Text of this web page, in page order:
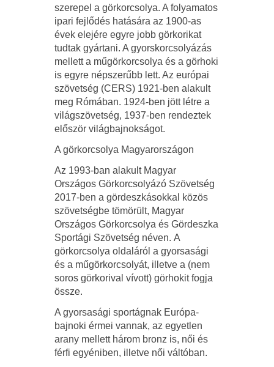
szerepel a görkorcsolya. A folyamatos
ipari fejlődés hatására az 1900-as
évek elejére egyre jobb görkorikat
tudtak gyártani. A gyorskorcsolyázás
mellett a műgörkorcsolya és a görhoki
is egyre népszerűbb lett. Az európai
szövetség (CERS) 1921-ben alakult
meg Rómában. 1924-ben jött létre a
világszövetség, 1937-ben rendeztek
először világbajnokságot.
A görkorcsolya Magyarországon
Az 1993-ban alakult Magyar
Országos Görkorcsolyázó Szövetség
2017-ben a gördeszkásokkal közös
szövetségbe tömörült, Magyar
Országos Görkorcsolya és Gördeszka
Sportági Szövetség néven. A
görkorcsolya oldaláról a gyorsasági
és a műgörkorcsolyát, illetve a (nem
soros görkorival vívott) görhokit fogja
össze.
A gyorsasági sportágnak Európa-
bajnoki érmei vannak, az egyetlen
arany mellett három bronz is, női és
férfi egyéniben, illetve női váltóban.